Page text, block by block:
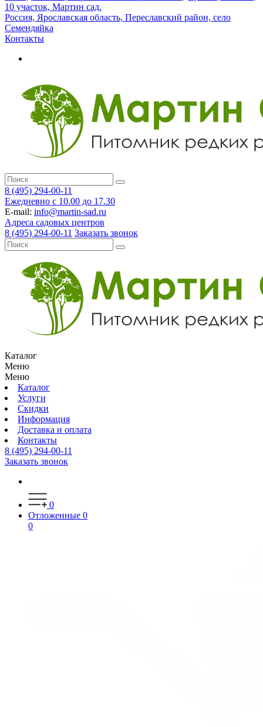
10 участок, Мартин сад.
Россия, Ярославская область, Переславский район, село
Семендяйка
Контакты
8 (495) 294-00-11
Ежедневно с 10.00 до 17.30
E-mail: info@martin-sad.ru
Адреса садовых центров
8 (495) 294-00-11 Заказать звонок
Каталог
Меню
Меню
Каталог
Услуги
Скидки
Информация
Доставка и оплата
Контакты
8 (495) 294-00-11
Заказать звонок
0
Отложенные 0
0